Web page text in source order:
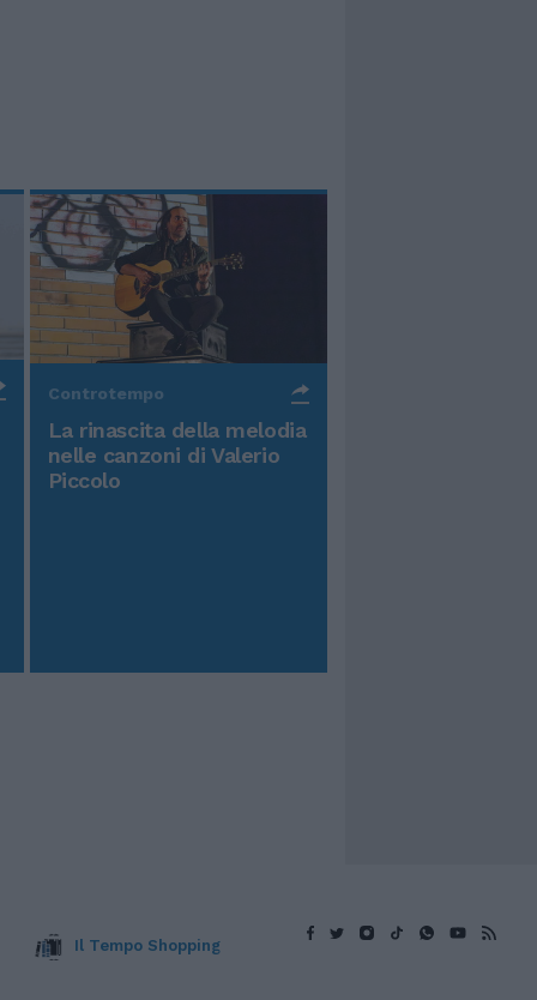
Controtempo
La rinascita della melodia
nelle canzoni di Valerio
Piccolo
Il Tempo Shopping